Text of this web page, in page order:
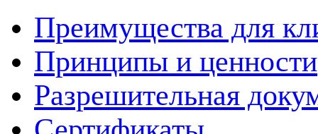
Преимущества для
Принципы и ценности
Разрешительная